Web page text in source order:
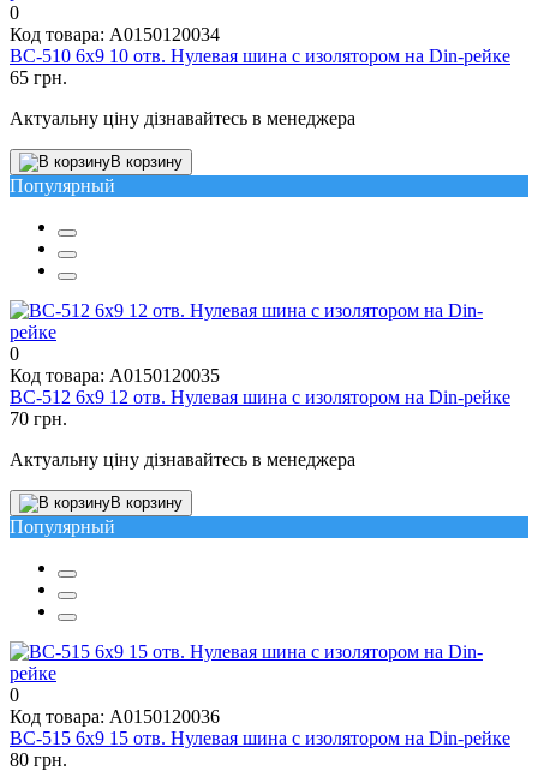
0
Код товара: A0150120034
BC-510 6х9 10 отв. Нулевая шина с изолятором на Din-рейке
65 грн.
Актуальну ціну дізнавайтесь в менеджера
В корзину
Популярный
0
Код товара: A0150120035
BC-512 6х9 12 отв. Нулевая шина с изолятором на Din-рейке
70 грн.
Актуальну ціну дізнавайтесь в менеджера
В корзину
Популярный
0
Код товара: A0150120036
BC-515 6х9 15 отв. Нулевая шина с изолятором на Din-рейке
80 грн.